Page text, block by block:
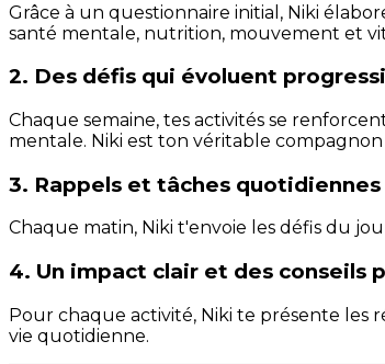
Grâce à un questionnaire initial, Niki
santé mentale, nutrition, mouvement et
2. Des défis qui évoluent
Chaque semaine, tes activités se
mentale. Niki est ton véritable
3. Rappels et tâches quotidiennes
Chaque matin, Niki t'envoie les défis du
4. Un impact clair et des conseils
Pour chaque activité, Niki te présente les
vie quotidienne.